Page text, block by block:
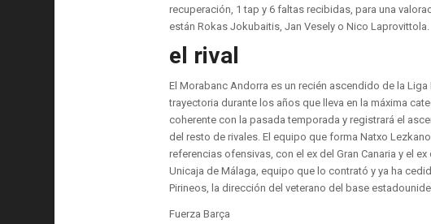
recuperación, 1 tap y 6 faltas recibidas, para una
están Rokas Jokubaitis, Jan Vesely o Nico Laprovittola.
el rival
El Morabanc Andorra es un recién ascendido de la
trayectoria durante los años que lleva en la máxima
coherente con la pasada temporada y registrará el
del resto de rivales. El equipo que forma Natxo
referencias ofensivas, con el ex del Gran Canaria y el
Unicaja de Málaga, equipo que lo contrató y ya ha
Pirineos, la dirección del veterano del base
Fuerza Barça